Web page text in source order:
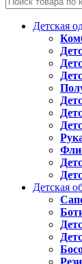
Детская
Детская